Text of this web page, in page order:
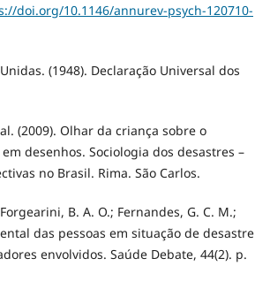
doi.org/10.1146/annurev-psych-120710-
(1948). Declaração Universal dos
(2009). Olhar da criança sobre o
desenhos. Sociologia dos desastres –
no Brasil. Rima. São Carlos.
B. A. O.; Fernandes, G. C. M.;
das pessoas em situação de desastre
envolvidos. Saúde Debate, 44(2). p.